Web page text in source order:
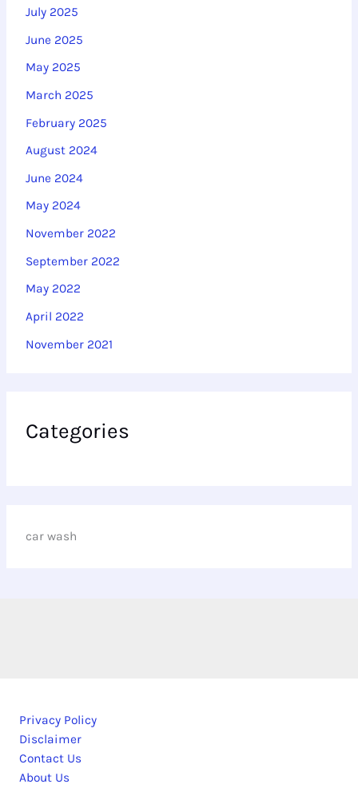
July 2025
June 2025
May 2025
March 2025
February 2025
August 2024
June 2024
May 2024
November 2022
September 2022
May 2022
April 2022
November 2021
Categories
car wash
Privacy Policy
Disclaimer
Contact Us
About Us